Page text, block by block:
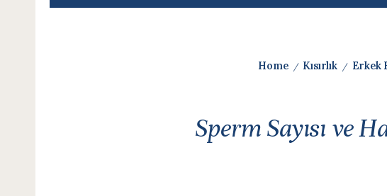
Home / Kısırlık / Erkek
Sperm Sayısı ve